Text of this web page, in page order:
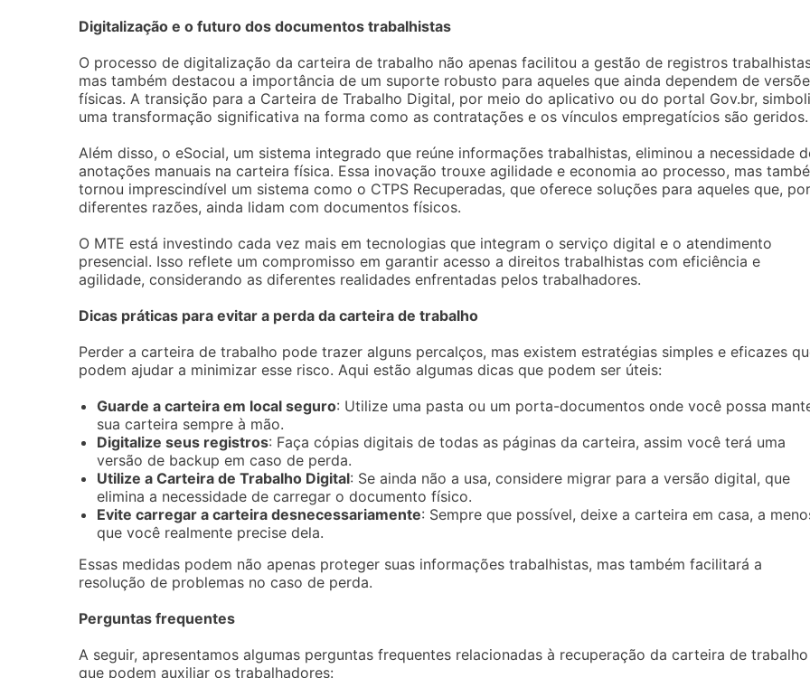
Digitalização e o futuro dos documentos trabalhistas
O processo de digitalização da carteira de trabalho não apenas facilitou a gestão de registros
mas também destacou a importância de um suporte robusto para aqueles que ainda dependem de
físicas. A transição para a Carteira de Trabalho Digital, por meio do aplicativo ou do portal Gov.br,
uma transformação significativa na forma como as contratações e os vínculos empregatícios são geridos.
Além disso, o eSocial, um sistema integrado que reúne informações trabalhistas, eliminou a necessidade
anotações manuais na carteira física. Essa inovação trouxe agilidade e economia ao processo, mas
tornou imprescindível um sistema como o CTPS Recuperadas, que oferece soluções para aqueles que, por
diferentes razões, ainda lidam com documentos físicos.
O MTE está investindo cada vez mais em tecnologias que integram o serviço digital e o atendimento
presencial. Isso reflete um compromisso em garantir acesso a direitos trabalhistas com eficiência e
agilidade, considerando as diferentes realidades enfrentadas pelos trabalhadores.
Dicas práticas para evitar a perda da carteira de trabalho
Perder a carteira de trabalho pode trazer alguns percalços, mas existem estratégias simples e eficazes
podem ajudar a minimizar esse risco. Aqui estão algumas dicas que podem ser úteis:
Guarde a carteira em local seguro: Utilize uma pasta ou um porta-documentos onde você possa
sua carteira sempre à mão.
Digitalize seus registros: Faça cópias digitais de todas as páginas da carteira, assim você terá uma
versão de backup em caso de perda.
Utilize a Carteira de Trabalho Digital: Se ainda não a usa, considere migrar para a versão digital, que
elimina a necessidade de carregar o documento físico.
Evite carregar a carteira desnecessariamente: Sempre que possível, deixe a carteira em casa, a
que você realmente precise dela.
Essas medidas podem não apenas proteger suas informações trabalhistas, mas também facilitará a
resolução de problemas no caso de perda.
Perguntas frequentes
A seguir, apresentamos algumas perguntas frequentes relacionadas à recuperação da carteira de trabalho
que podem auxiliar os trabalhadores: